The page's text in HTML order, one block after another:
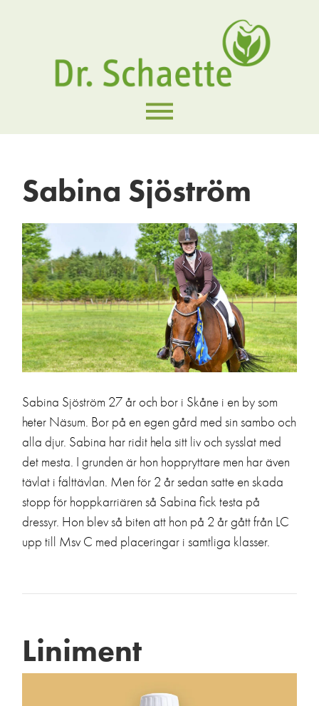
Sabina Sjöström
Sabina Sjöström 27 år och bor i Skåne i en by som
heter Näsum. Bor på en egen gård med sin sambo och
alla djur. Sabina har ridit hela sitt liv och sysslat med
det mesta. I grunden är hon hoppryttare men har även
tävlat i fälttävlan. Men för 2 år sedan satte en skada
stopp för hoppkarriären så Sabina fick testa på
dressyr. Hon blev så biten att hon på 2 år gått från LC
upp till Msv C med placeringar i samtliga klasser.
Liniment